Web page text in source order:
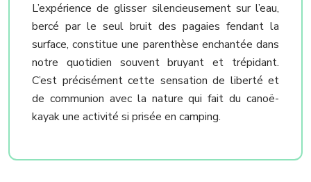
L’expérience de glisser silencieusement sur l’eau,
bercé par le seul bruit des pagaies fendant la
surface, constitue une parenthèse enchantée dans
notre quotidien souvent bruyant et trépidant.
C’est précisément cette sensation de liberté et
de communion avec la nature qui fait du canoë-
kayak une activité si prisée en camping.